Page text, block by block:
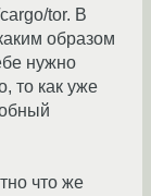
tor. В
образом
нужно
то как уже
что же